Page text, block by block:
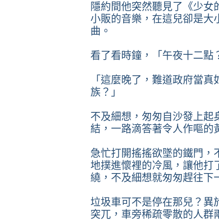
隱約間他突然聽見了《少
小販的音樂，在這兒卻是大
曲。
看了看時鐘，「午夜十二點
「這麼晚了，難道政府當
族？」
不及細想，匆匆自沙發上起
結，一路滴答著令人作嘔的
急忙打開搖搖欲墜的鐵門，
地撲進懷裡的冷風，讓他打
繞，不及細想就匆匆趕往下
垃圾車可不是停在那兒？異
突兀，車旁稀疏零散的人群